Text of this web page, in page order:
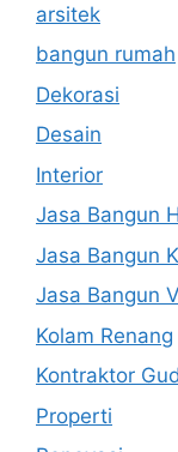
arsitek
bangun rumah
Dekorasi
Desain
Interior
Jasa Bangun
Jasa Bangun
Jasa Bangun
Kolam Renang
Kontraktor
Properti